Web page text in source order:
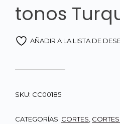
tonos
AÑADIR A LA LISTA DE
SKU: CC00185
CATEGORÍAS: CORTES,